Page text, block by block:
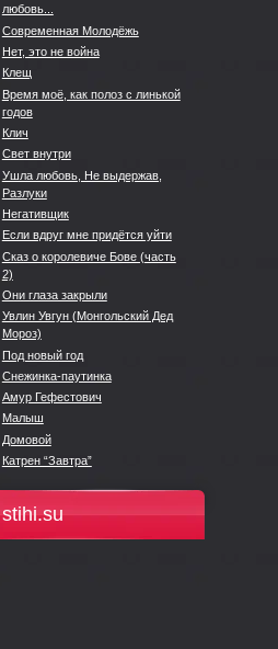
любовь...
Современная Молодёжь
Нет, это не война
Клещ
Время моё, как полоз с линькой
годов
Клич
Свет внутри
Ушла любовь, Не выдержав,
Разлуки
Негативщик
Если вдруг мне придётся уйти
Сказ о королевиче Бове (часть
2)
Они глаза закрыли
Увлин Увгун (Монгольский Дед
Мороз)
Под новый год
Снежинка-паутинка
Амур Гефестович
Малыш
Домовой
Катрен “Завтра”
stihi.su